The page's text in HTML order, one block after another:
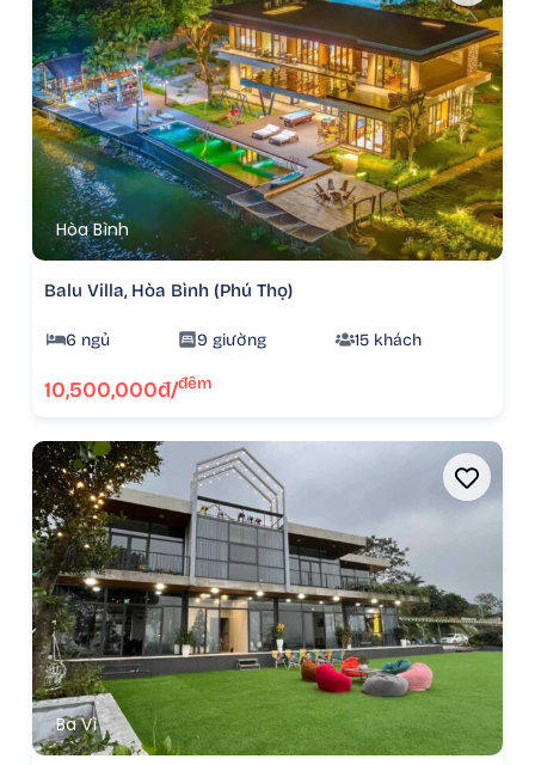
Hòa Bình
Balu Villa, Hòa Bình (Phú Thọ)
6 ngủ 9 giường 15 khách
10,500,000đ/đêm
Ba Vì